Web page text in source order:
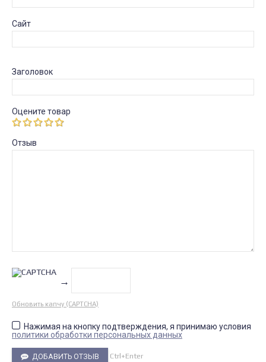
Сайт
Заголовок
Оцените товар
Отзыв
→
Обновить капчу (CAPTCHA)
Нажимая на кнопку подтверждения, я принимаю условия
политики обработки персональных данных
ДОБАВИТЬ ОТЗЫВ Ctrl+Enter